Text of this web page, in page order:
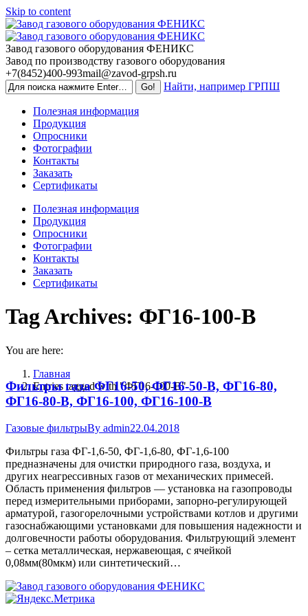
Skip to content
Завод газового оборудования ФЕНИКС
Завод по производству газового оборудования
+7(8452)400-993mail@zavod-grpsh.ru
Найти, например ГРПШ
Полезная информация
Продукция
Опросники
Фотографии
Контакты
Заказать
Сертификаты
Полезная информация
Продукция
Опросники
Фотографии
Контакты
Заказать
Сертификаты
Tag Archives: ФГ16-100-В
You are here:
Главная
Entries tagged with "ФГ16-100-В"
Фильтры газа ФГ16-50, ФГ16-50-В, ФГ16-80,
ФГ16-80-В, ФГ16-100, ФГ16-100-В
Газовые фильтрыBy admin22.04.2018
Фильтры газа ФГ-1,6-50, ФГ-1,6-80, ФГ-1,6-100
предназначены для очистки природного газа, воздуха, и
других неагрессивных газов от механических примесей.
Область применения фильтров — установка на газопроводы
перед измерительными приборами, запорно-регулирующей
арматурой, газогорелочными устройствами котлов и другими
газоснабжающими установками для повышения надежности и
долговечности работы оборудования. Фильтрующий элемент
– сетка металлическая, нержавеющая, с ячейкой
0,08мм(80мкм) или синтетический…